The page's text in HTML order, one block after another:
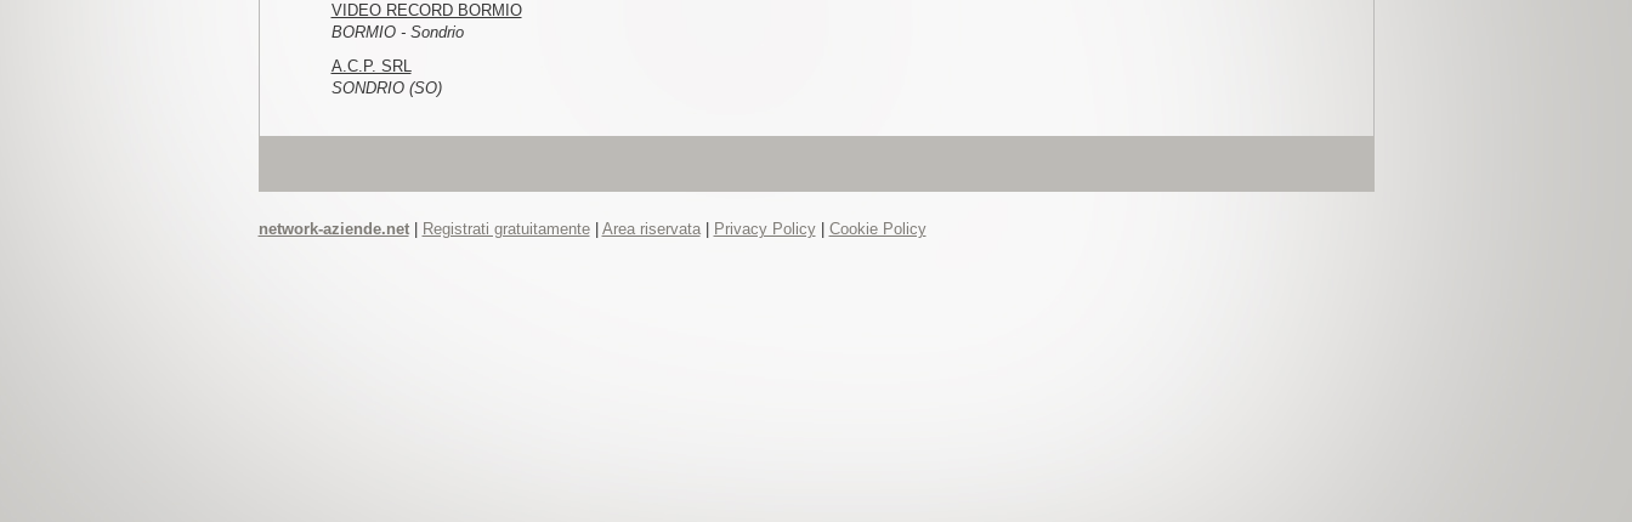
VIDEO RECORD BORMIO
BORMIO - Sondrio
A.C.P. SRL
SONDRIO (SO)
network-aziende.net| Registrati gratuitamente| Area riservata| Privacy Policy| Cookie Policy